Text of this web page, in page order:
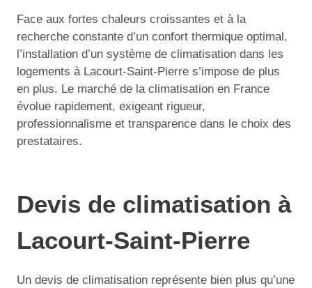
Face aux fortes chaleurs croissantes et à la
recherche constante d’un confort thermique optimal,
l’installation d’un système de climatisation dans les
logements à Lacourt-Saint-Pierre s’impose de plus
en plus. Le marché de la climatisation en France
évolue rapidement, exigeant rigueur,
professionnalisme et transparence dans le choix des
prestataires.
Devis de climatisation à
Lacourt-Saint-Pierre
Un devis de climatisation représente bien plus qu’une